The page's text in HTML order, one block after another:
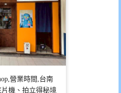
營業時間,台南
機、拍立得秘境